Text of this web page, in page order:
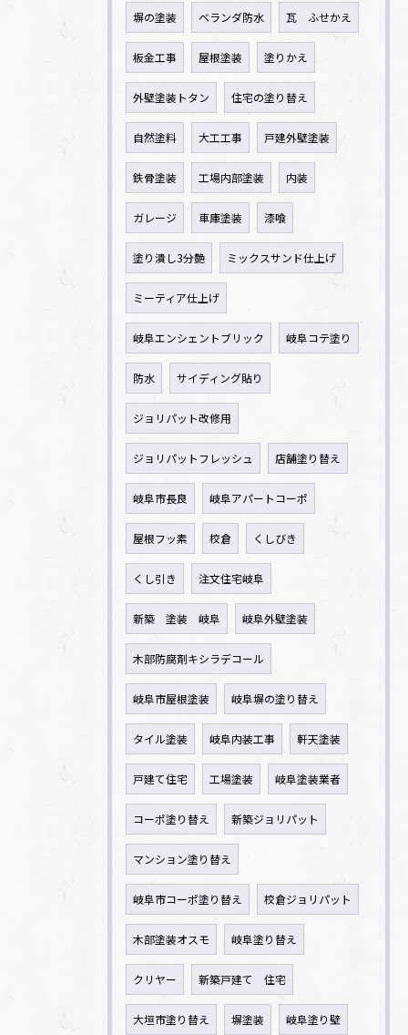
塀の塗装 ベランダ防水 瓦 ふせかえ
板金工事 屋根塗装 塗りかえ
外壁塗装トタン 住宅の塗り替え
自然塗料 大工工事 戸建外壁塗装
鉄骨塗装 工場内部塗装 内装
ガレージ 車庫塗装 漆喰
塗り潰し3分艶 ミックスサンド仕上げ
ミーティア仕上げ
岐阜エンシェントブリック 岐阜コテ塗り
防水 サイディング貼り
ジョリパット改修用
ジョリパットフレッシュ 店舗塗り替え
岐阜市長良 岐阜アパートコーポ
屋根フッ素 校倉 くしびき
くし引き 注文住宅岐阜
新築 塗装 岐阜 岐阜外壁塗装
木部防腐剤キシラデコール
岐阜市屋根塗装 岐阜塀の塗り替え
タイル塗装 岐阜内装工事 軒天塗装
戸建て住宅 工場塗装 岐阜塗装業者
コーポ塗り替え 新築ジョリパット
マンション塗り替え
岐阜市コーポ塗り替え 校倉ジョリパット
木部塗装オスモ 岐阜塗り替え
クリヤー 新築戸建て 住宅
大垣市塗り替え 塀塗装 岐阜塗り壁